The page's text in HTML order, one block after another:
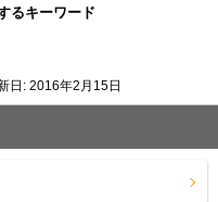
るキーワード
日: 2016年2月15日